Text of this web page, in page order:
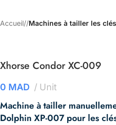
Accueil/ Machines à tailler les clés
Xhorse Condor XC-009
0 MAD Unit
Machine à tailler
Dolphin XP-007 pour les